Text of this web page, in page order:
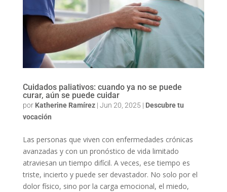
Cuidados paliativos: cuando ya no se puede
curar, aún se puede cuidar
por Katherine Ramírez| Jun 20, 2025 | Descubre tu
vocación
Las personas que viven con enfermedades crónicas
avanzadas y con un pronóstico de vida limitado
atraviesan un tiempo difícil. A veces, ese tiempo es
triste, incierto y puede ser devastador. No solo por el
dolor físico, sino por la carga emocional, el miedo,